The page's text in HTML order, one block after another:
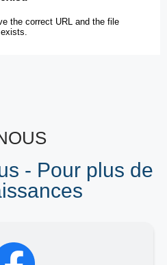
- Pour plus de